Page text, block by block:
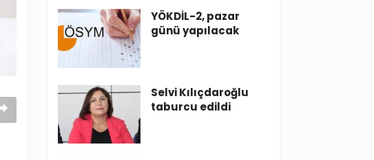
YÖKDİL-2, pazar
günü yapılacak
Selvi Kılıçdaroğlu
taburcu edildi